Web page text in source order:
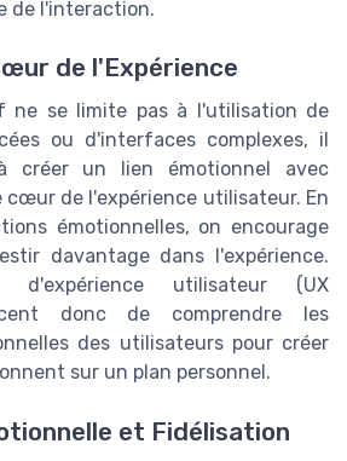
de l'interaction.
de l'Expérience
ne se limite pas à l'utilisation de
ou d'interfaces complexes, il
créer un lien émotionnel avec
cœur de l'expérience utilisateur. En
émotionnelles, on encourage
davantage dans l'expérience.
d'expérience utilisateur (UX
donc de comprendre les
des utilisateurs pour créer
sur un plan personnel.
et Fidélisation